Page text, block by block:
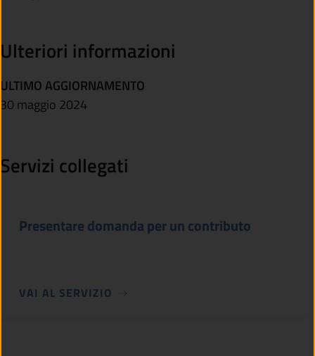
Ulteriori informazioni
ULTIMO AGGIORNAMENTO
30 maggio 2024
Servizi collegati
Presentare domanda per un contributo
VAI AL SERVIZIO